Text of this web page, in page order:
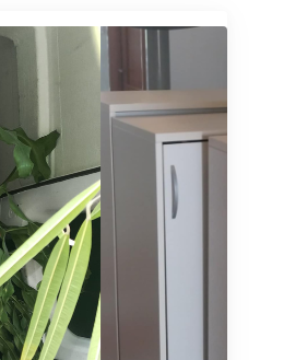
spoločnosti Henkel
stojíme na čele
dáva zmysel. V
Henkel každá zmena
príležitosť, preto
inovácie, udržateľnosť